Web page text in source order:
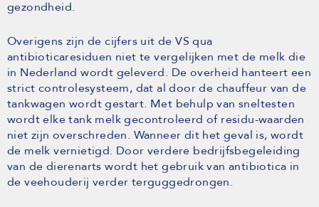
gezondheid.
Overigens zijn de cijfers uit de VS qua
antibioticaresiduen niet te vergelijken met de melk die
in Nederland wordt geleverd. De overheid hanteert een
strict controlesysteem, dat al door de chauffeur van de
tankwagen wordt gestart. Met behulp van sneltesten
wordt elke tank melk gecontroleerd of residu-waarden
niet zijn overschreden. Wanneer dit het geval is, wordt
de melk vernietigd. Door verdere bedrijfsbegeleiding
van de dierenarts wordt het gebruik van antibiotica in
de veehouderij verder terguggedrongen.